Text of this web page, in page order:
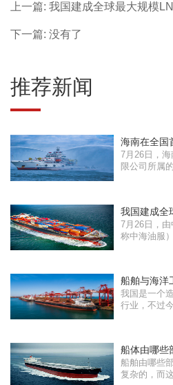
上一篇: 我国建成全球最大规模
下一篇: 没有了
推荐新闻
海南在全国
7月26日，
限公司所属
我国建成全
7月26日，
称中海油服
船舶与海洋
我国是一个
行业，不过
船体由哪些
船舶由哪些
复杂的，而